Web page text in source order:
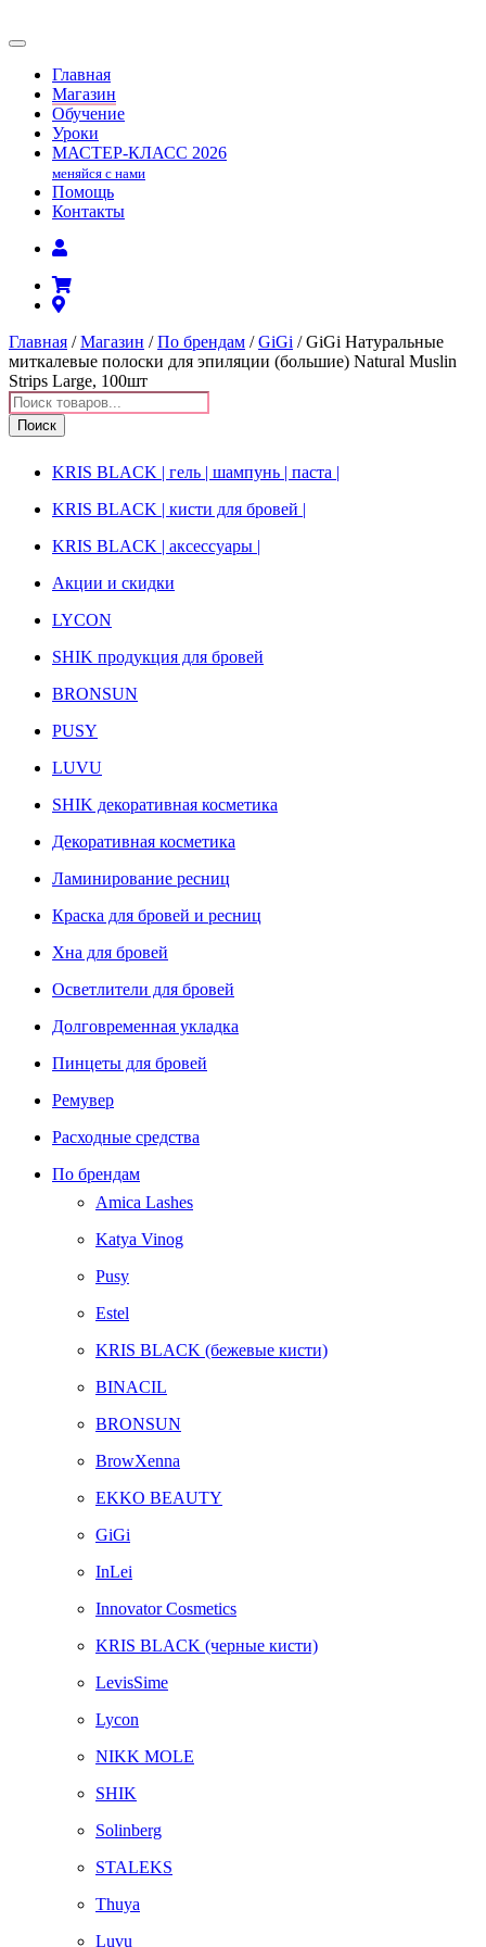
Главная
Магазин
Обучение
Уроки
МАСТЕР-КЛАСС 2026
меняйся с нами
Помощь
Контакты
Главная /Магазин /По брендам /GiGi / GiGi Натуральные
миткалевые полоски для эпиляции (большие) Natural Muslin
Strips Large, 100шт
Поиск
товаров
Поиск
KRIS BLACK | гель | шампунь | паста |
KRIS BLACK | кисти для бровей |
KRIS BLACK | аксессуары |
Акции и скидки
LYCON
SHIK продукция для бровей
BRONSUN
PUSY
LUVU
SHIK декоративная косметика
Декоративная косметика
Ламинирование ресниц
Краска для бровей и ресниц
Хна для бровей
Осветлители для бровей
Долговременная укладка
Пинцеты для бровей
Ремувер
Расходные средства
По брендам
Amica Lashes
Katya Vinog
Pusy
Estel
KRIS BLACK (бежевые кисти)
BINACIL
BRONSUN
BrowXenna
EKKO BEAUTY
GiGi
InLei
Innovator Cosmetics
KRIS BLACK (черные кисти)
LevisSime
Lycon
NIKK MOLE
SHIK
Solinberg
STALEKS
Thuya
Luvu